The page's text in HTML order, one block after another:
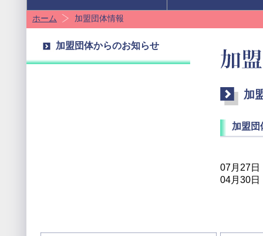
ホーム 加盟団体情報
加
加盟団
07月27
04月30
加盟団体からのお知らせ